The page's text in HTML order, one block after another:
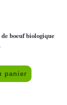
boeuf biologique
panier